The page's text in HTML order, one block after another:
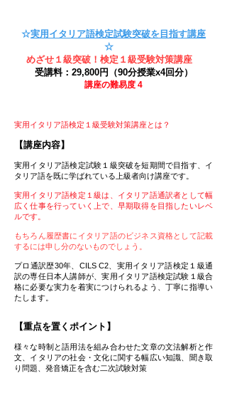
☆実用イタリア語検定試験突破を目指す講座
☆
めざせ１級突破！検定１級受験対策講座
受講料：29,800円（90分授業x4回分）
講座の難易度 4
実用イタリア語検定１級受験対策講座とは？
【講座内容】
実用イタリア語検定試験１級突破を短期間で目指す、イ
タリア語を既に学ばれている上級者向け講座です。
実用イタリア語検定１級は、イタリア語通訳者として幅
広く仕事を行っていく上で、早期取得を目指したいレベ
ルです。
もちろん履歴書にイタリア語のビジネス資格として記載
するには申し分のないものでしょう。
プロ通訳歴30年、CILS C2、実用イタリア語検定１級通
訳の専任日本人講師が、実用イタリア語検定試験１級合
格に必要な実力を着実につけられるよう、丁寧に指導い
たします。
【重点を置くポイント】
様々な時制と語用法を組み合わせた文章の文法解析と作
文、イタリアの社会・文化に関する幅広い知識、聞き取
り問題、発音矯正を含む二次試験対策